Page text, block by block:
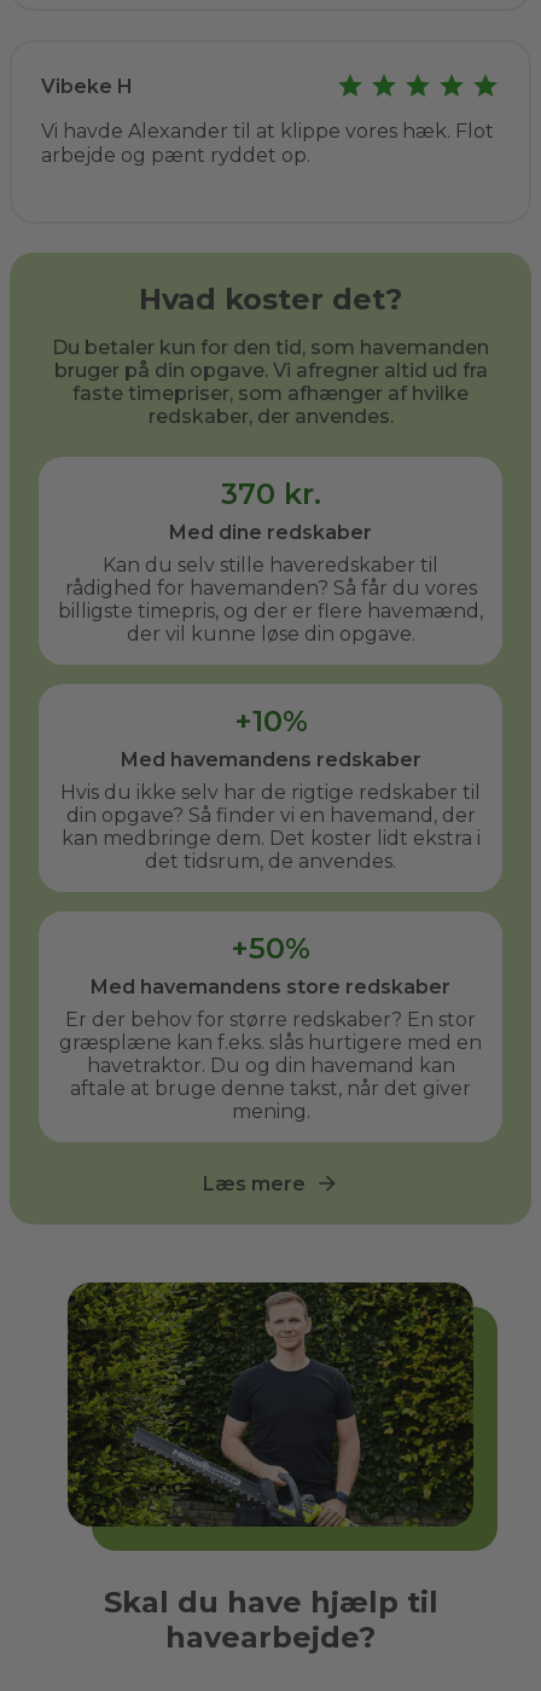
Vibeke H
Vi havde Alexander til at klippe vores hæk. Flot
arbejde og pænt ryddet op.
Hvad koster det?
Du betaler kun for den tid, som havemanden
bruger på din opgave. Vi afregner altid ud fra
faste timepriser, som afhænger af hvilke
redskaber, der anvendes.
370 kr.
Med dine redskaber
Kan du selv stille haveredskaber til
rådighed for havemanden? Så får du vores
billigste timepris, og der er flere havemænd,
der vil kunne løse din opgave.
+10%
Med havemandens redskaber
Hvis du ikke selv har de rigtige redskaber til
din opgave? Så finder vi en havemand, der
kan medbringe dem. Det koster lidt ekstra i
det tidsrum, de anvendes.
+50%
Med havemandens store redskaber
Er der behov for større redskaber? En stor
græsplæne kan f.eks. slås hurtigere med en
havetraktor. Du og din havemand kan
aftale at bruge denne takst, når det giver
mening.
Læs mere
Skal du have hjælp til
havearbejde?